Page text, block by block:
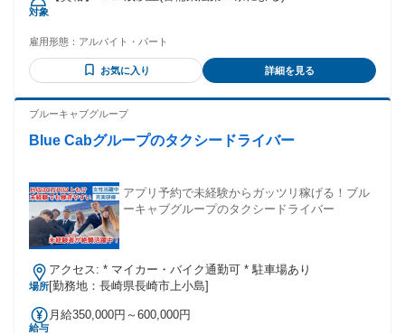
対象
雇用形態： アルバイト・パート
お気に入り 詳細を見る
ブルーキャブグループ
Blue Cabグループのタクシードライバー
アプリ予約で未経験からガッツリ稼げる！ブル
ーキャブグループのタクシードライバー
場所
アクセス: * マイカー・バイク通勤可 * 駐車場あり
[勤務地：長崎県長崎市上小島]
給与
月給350,000円～600,000円